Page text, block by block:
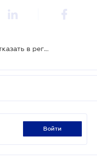
Хотите стать ФЛП: когда могут отказать в регистрации
войти